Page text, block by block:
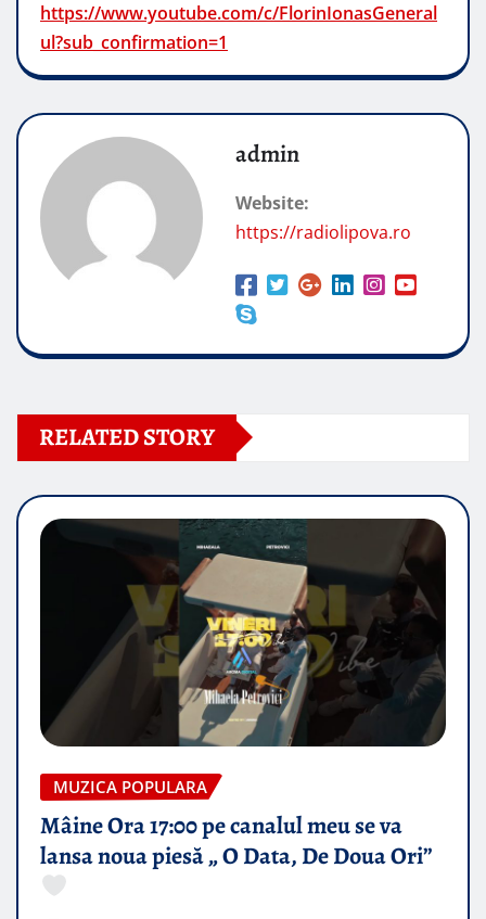
https://www.youtube.com/c/FlorinIonasGeneral
ul?sub_confirmation=1
admin
Website:
https://radiolipova.ro
RELATED STORY
MUZICA POPULARA
Mâine Ora 17:00 pe canalul meu se va
lansa noua piesă „ O Data, De Doua Ori”